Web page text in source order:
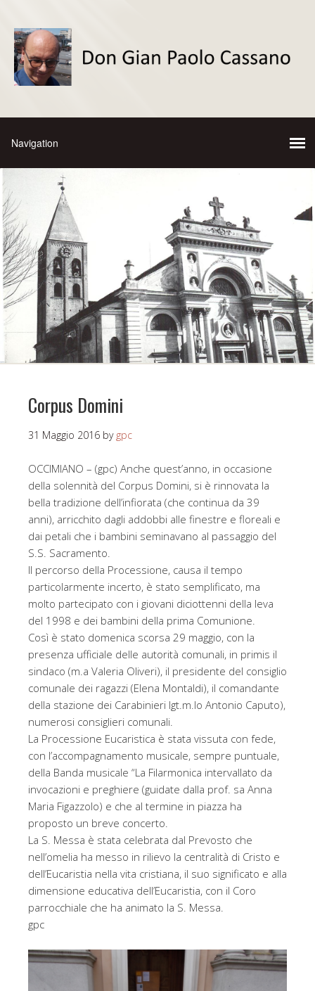
Corpus Domini
31 Maggio 2016 by gpc
OCCIMIANO – (gpc) Anche quest’anno, in occasione
della solennità del Corpus Domini, si è rinnovata la
bella tradizione dell’infiorata (che continua da 39
anni), arricchito dagli addobbi alle finestre e floreali e
dai petali che i bambini seminavano al passaggio del
S.S. Sacramento.
Il percorso della Processione, causa il tempo
particolarmente incerto, è stato semplificato, ma
molto partecipato con i giovani diciottenni della leva
del 1998 e dei bambini della prima Comunione.
Così è stato domenica scorsa 29 maggio, con la
presenza ufficiale delle autorità comunali, in primis il
sindaco (m.a Valeria Oliveri), il presidente del consiglio
comunale dei ragazzi (Elena Montaldi), il comandante
della stazione dei Carabinieri lgt.m.lo Antonio Caputo),
numerosi consiglieri comunali.
La Processione Eucaristica è stata vissuta con fede,
con l’accompagnamento musicale, sempre puntuale,
della Banda musicale “La Filarmonica intervallato da
invocazioni e preghiere (guidate dalla prof. sa Anna
Maria Figazzolo) e che al termine in piazza ha
proposto un breve concerto.
La S. Messa è stata celebrata dal Prevosto che
nell’omelia ha messo in rilievo la centralità di Cristo e
dell’Eucaristia nella vita cristiana, il suo significato e alla
dimensione educativa dell’Eucaristia, con il Coro
parrocchiale che ha animato la S. Messa.
gpc